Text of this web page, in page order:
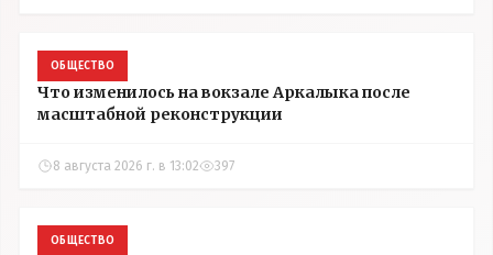
ОБЩЕСТВО
Что изменилось на вокзале Аркалыка после
масштабной реконструкции
8 августа 2026 г. в 13:02 397
ОБЩЕСТВО